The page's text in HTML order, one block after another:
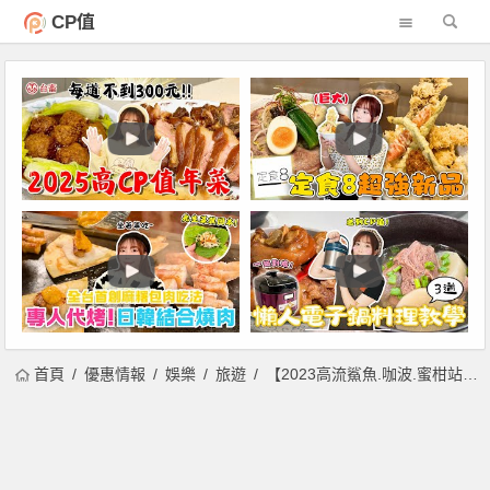
CP值
首頁 優惠情報 娛樂 旅遊 【2023高流鯊魚.咖波.蜜柑站長氣球】時間.地點.交通資訊，海洋派對．高雄聯萌登場！